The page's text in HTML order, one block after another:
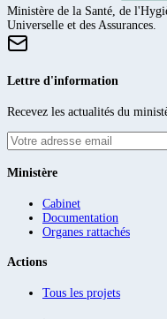
Ministère de la Santé, de
Universelle et des Assurances.
Lettre d'information
Recevez les actualités du
Ministère
Cabinet
Documentation
Organes rattachés
Actions
Tous les projets